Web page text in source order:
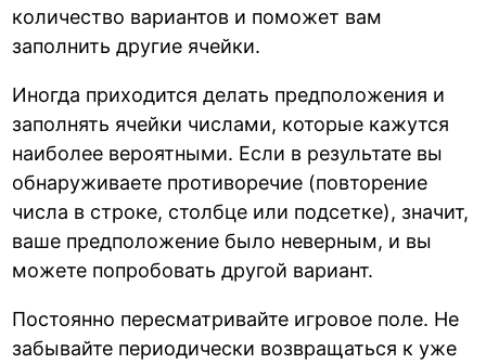
количество вариантов и поможет вам
заполнить другие ячейки.
Иногда приходится делать предположения и
заполнять ячейки числами, которые кажутся
наиболее вероятными. Если в результате вы
обнаруживаете противоречие (повторение
числа в строке, столбце или подсетке), значит,
ваше предположение было неверным, и вы
можете попробовать другой вариант.
Постоянно пересматривайте игровое поле. Не
забывайте периодически возвращаться к уже